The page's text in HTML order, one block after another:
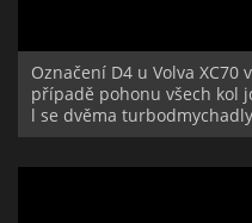
Označení D4 u Volva XC70
případě pohonu všech kol
l se dvěma